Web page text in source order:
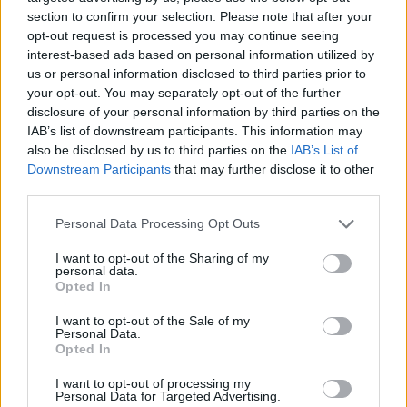
section to confirm your selection. Please note that after your
opt-out request is processed you may continue seeing
interest-based ads based on personal information utilized by
us or personal information disclosed to third parties prior to
your opt-out. You may separately opt-out of the further
disclosure of your personal information by third parties on the
IAB’s list of downstream participants. This information may
also be disclosed by us to third parties on the IAB’s List of
Downstream Participants that may further disclose it to other
Personal Data Processing Opt Outs
I want to opt-out of the Sharing of my
personal data.
Opted In
I want to opt-out of the Sale of my
Personal Data.
Opted In
I want to opt-out of processing my
Personal Data for Targeted Advertising.
χαιρετήσει τους φιλάθλους του
Παναθηναϊκού.
Το γεγονός ότι οι άνθρωποι της ασφάλειας
του γηπέδου της Valencia Basket
αποφάσισαν, απολύτως αναίτια, να βγάλουν
εκτός εγκαταστάσεων της Roig Arena
αξιωματούχους της ομάδας μας μετά τη
Την εν γένει άθλια συμπεριφορά των
ανθρώπων ασφαλείας προς όλους τους
αξιωματούχους της ΚΑΕ Παναθηναϊκός
τους απωθούν και να τους εμποδίζουν να
κάνουν τη δουλειά τους ακόμη και κατά τη
διάρκεια του αγώνα.